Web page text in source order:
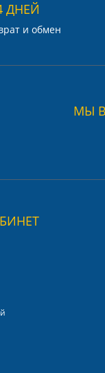
ДНЕЙ
и обмен
МЫ